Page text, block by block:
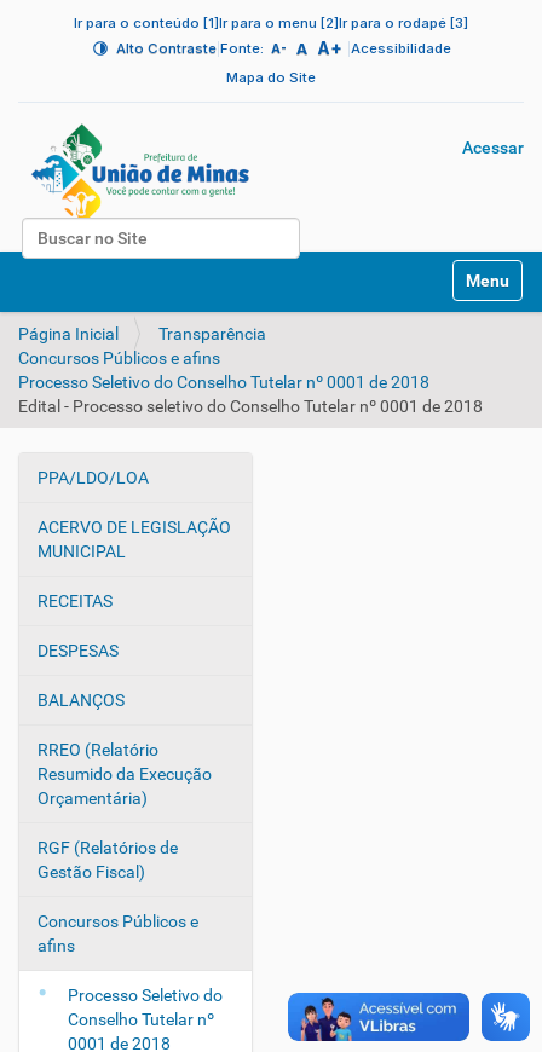
Ir para o conteúdo [1]Ir para o menu [2]Ir para o rodapé [3]
Alto Contraste| Fonte: A- A A+ Acessibilidade
Mapa do Site
Busca
Acessar
v
Toggle
Página Inicial
Transparência
Concursos Públicos e afins
Processo Seletivo do Conselho Tutelar nº 0001 de 2018
Edital - Processo seletivo do Conselho Tutelar nº 0001 de 2018
N
v
g
ç
ã
PPA/LDO/LOA
ACERVO DE LEGISLAÇÃO
MUNICIPAL
RECEITAS
DESPESAS
BALANÇOS
RREO (Relatório
Resumido da Execução
Orçamentária)
RGF (Relatórios de
Gestão Fiscal)
Concursos Públicos e
afins
Processo Seletivo do
Conselho Tutelar nº
0001 de 2018